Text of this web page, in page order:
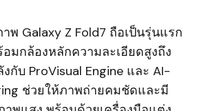
พ Galaxy Z Fold7 ถือเป็นรุ่นแรก
มกล้องหลักความละเอียดสูงถึง
กับ ProVisual Engine และ AI-
ช่วยให้ภาพถ่ายคมชัดและมี